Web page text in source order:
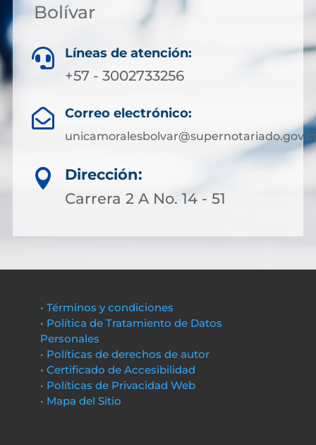
Bolívar
 Líneas de atención:
+57 - 3002733256
 Correo electrónico:

Dirección:
Carrera 2 A No. 14 - 51
• Términos y condiciones
• Política de Tratamiento de Datos
Personales
• Políticas de derechos de autor
• Certificado de Accesibilidad
• Políticas de Privacidad Web
• Mapa del Sitio